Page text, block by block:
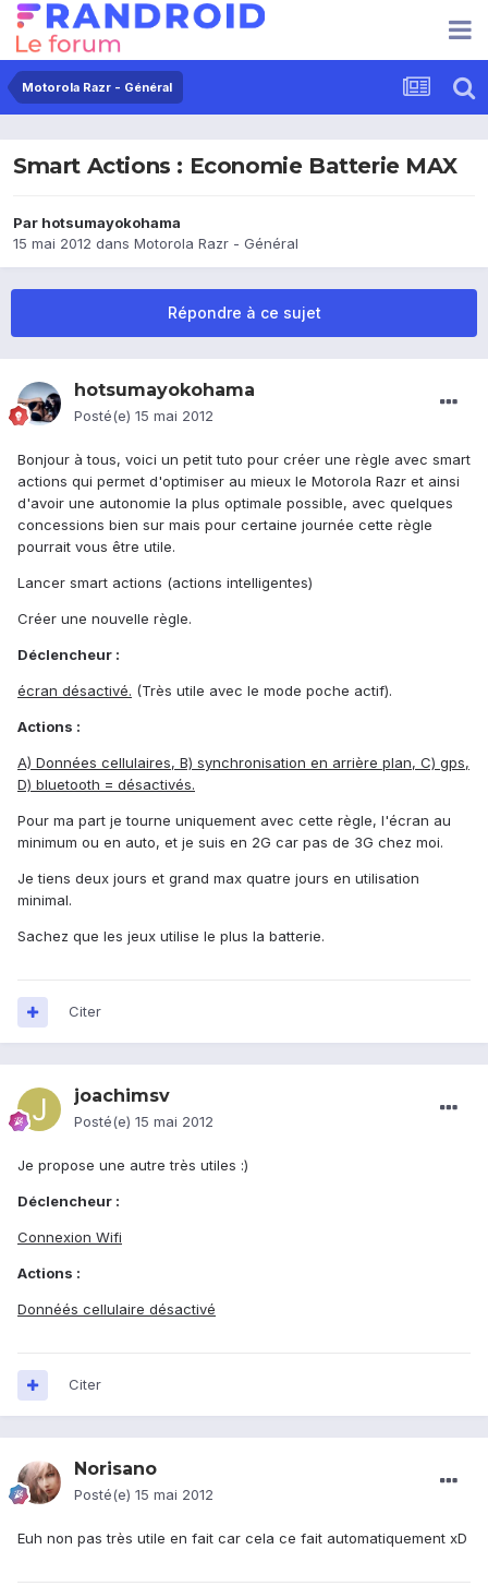
Motorola Razr - Général
Smart Actions : Economie Batterie MAX
Par hotsumayokohama
15 mai 2012 dans Motorola Razr - Général
Répondre à ce sujet
hotsumayokohama
Posté(e) 15 mai 2012
Bonjour à tous, voici un petit tuto pour créer une règle avec smart
actions qui permet d'optimiser au mieux le Motorola Razr et ainsi
d'avoir une autonomie la plus optimale possible, avec quelques
concessions bien sur mais pour certaine journée cette règle
pourrait vous être utile.
Lancer smart actions (actions intelligentes)
Créer une nouvelle règle.
Déclencheur :
écran désactivé. (Très utile avec le mode poche actif).
Actions :
A) Données cellulaires, B) synchronisation en arrière plan, C) gps,
D) bluetooth = désactivés.
Pour ma part je tourne uniquement avec cette règle, l'écran au
minimum ou en auto, et je suis en 2G car pas de 3G chez moi.
Je tiens deux jours et grand max quatre jours en utilisation
minimal.
Sachez que les jeux utilise le plus la batterie.
Citer
joachimsv
Posté(e) 15 mai 2012
Je propose une autre très utiles :)
Déclencheur :
Connexion Wifi
Actions :
Donnéés cellulaire désactivé
Citer
Norisano
Posté(e) 15 mai 2012
Euh non pas très utile en fait car cela ce fait automatiquement xD